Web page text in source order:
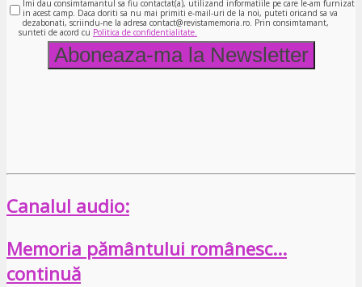
Imi dau consimtamantul sa fiu contactat(a), utilizand informatiile pe care le-am furnizat
in acest camp. Daca doriti sa nu mai primiti e-mail-uri de la noi, puteti oricand sa va
dezabonati, scriindu-ne la adresa contact@revistamemoria.ro. Prin consimtamant,
sunteti de acord cu Politica de confidentialitate.
Canalul audio:
Memoria pământului românesc…
continuă